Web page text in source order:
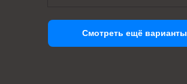
Смотреть ещё варианты